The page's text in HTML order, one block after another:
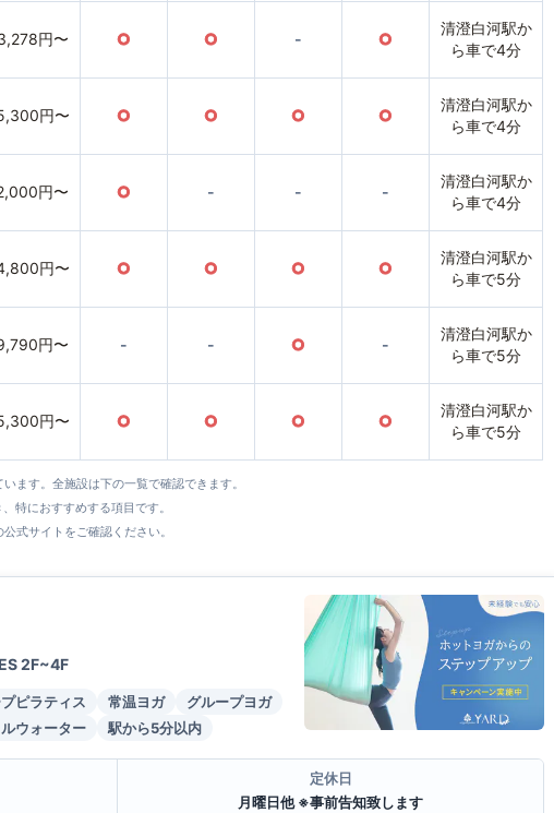
円〜 ○ ○ - ○
清澄白河駅か
ら車で4分
円〜 ○ ○ ○ ○
清澄白河駅か
ら車で4分
円〜 ○ - - -
清澄白河駅か
ら車で4分
円〜 ○ ○ ○ ○
清澄白河駅か
ら車で5分
円〜 - - ○ -
清澄白河駅か
ら車で5分
円〜 ○ ○ ○ ○
清澄白河駅か
ら車で5分
ます。全施設は下の一覧で確認できます。
特におすすめする項目です。
式サイトをご確認ください。
2F~4F
ピラティス 常温ヨガ
グループヨガ
ウォーター 駅から5分以内
定休日
月曜日他 ※事前告知致します